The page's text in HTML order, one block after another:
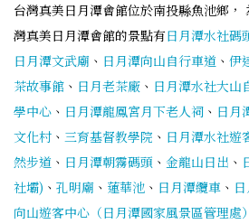
台灣真美日月潭會館位於南投縣魚池鄉，
灣真美日月潭會館的景點有日月潭水社碼
日月潭文武廟 、 日月潭向山自行車道 、 伊
茶故事館 、 日月老茶廠 、 日月潭水社大山
學中心 、 日月潭龍鳳宮月下老人祠 、 日月
文化村 、 三育基督教學院 、 日月潭水社遊
然步道 、 日月潭朝霧碼頭 、 金龍山日出 、
社壩) 、 孔明廟 、 蓮華池 、 日月潭纜車 、
向山遊客中心（日月潭國家風景區管理處）